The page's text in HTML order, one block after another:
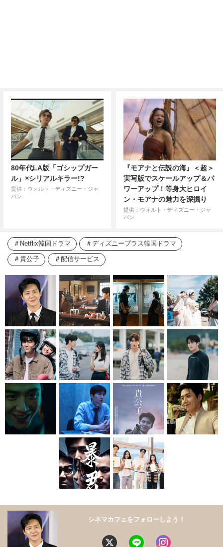
80年代LA版「ゴシップガー
ル」×シリアルキラー!?
提供：ウォルト・ディズニー・ジャ
パン
『モアナと伝説の海』＜超＞
実写版でスケールアップ＆パ
ワーアップ！等身大ヒロイ
ン・モアナの魅力を深掘り
提供：ウォルト・ディズニー・ジャ
パン
Netflix韓国ドラマ ディズニープラス韓国ドラマ
貴公子 配信サービス
シネマカフェをフォローしよう！